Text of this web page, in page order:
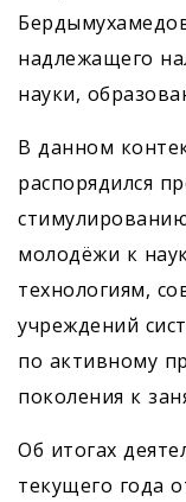
надлежащего
науки,
В данном
распорядился
молодёжи к
технологиям,
учреждений
по активному
поколения к
Об итогах
текущего года